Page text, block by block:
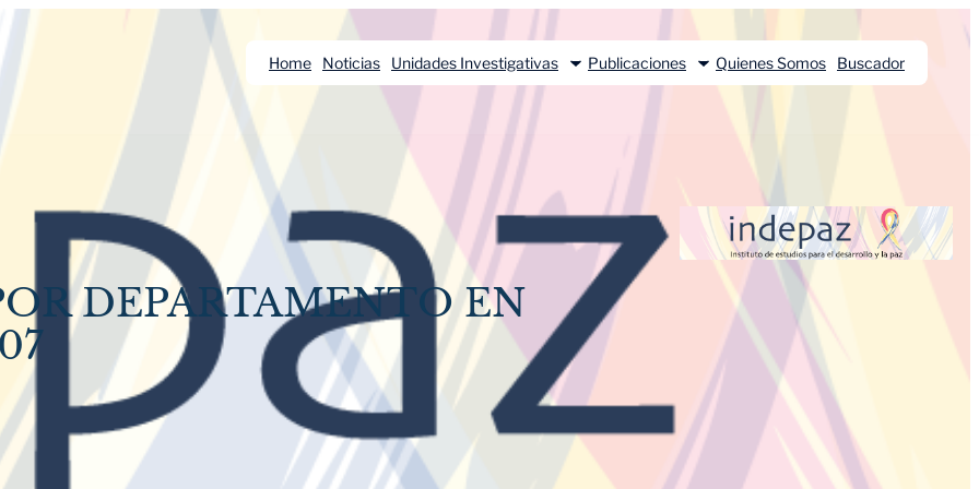
Home Noticias Unidades Investigativas Publicaciones Quienes Somos Buscador
DEPARTAMENTO EN